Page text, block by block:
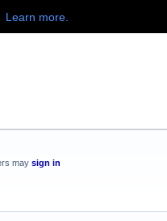
Learn more.
may sign in